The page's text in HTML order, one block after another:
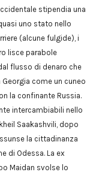
stipendia una
uno stato nello
(alcune fulgide), i
lisce parabole
flusso di denaro che
come un cuneo
la confinante Russia.
intercambiabili nello
Saakashvili, dopo
la cittadinanza
di Odessa. La ex
Maidan svolse lo